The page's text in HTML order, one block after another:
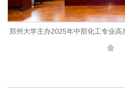
郑州大学主办2025年中部化工专业
会